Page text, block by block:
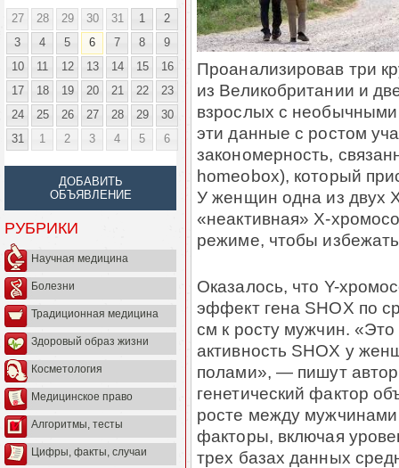
27
28 29 30 31 1
2
3
4 5 6 7 8
9
10
11 12 13 14 15
16
17
18 19 20 21 22
23
24
25 26 27 28 29
30
31
1 2 3 4 5 6
ДОБАВИТЬ
ОБЪЯВЛЕНИЕ
РУБРИКИ
Научная медицина
Болезни
Традиционная медицина
Здоровый образ жизни
Косметология
Медицинское право
Алгоритмы, тесты
Цифры, факты, случаи
Проанализировав три
из Великобритании и
взрослых с
эти данные с ростом
закономерность,
homeobox), который
У женщин одна из двух
«неактивная» X-
режиме, чтобы
Оказалось, что Y-
эффект гена SHOX по
см к росту мужчин. «Это
активность SHOX у
полами», — пишут
генетический фактор
росте между
факторы, включая
трех базах данных